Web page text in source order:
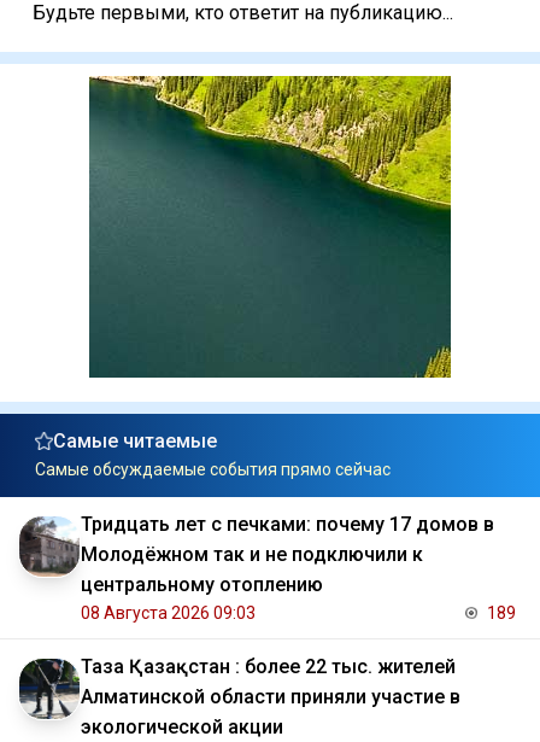
Будьте первыми, кто ответит на публикацию...
Самые читаемые
Самые обсуждаемые события прямо сейчас
Тридцать лет с печками: почему 17 домов в
Молодёжном так и не подключили к
центральному отоплению
08 Августа 2026 09:03 189
Таза Қазақстан : более 22 тыс. жителей
Алматинской области приняли участие в
экологической акции